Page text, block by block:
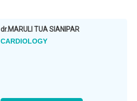
dr.MARULI TUA SIANIPAR
CARDIOLOGY